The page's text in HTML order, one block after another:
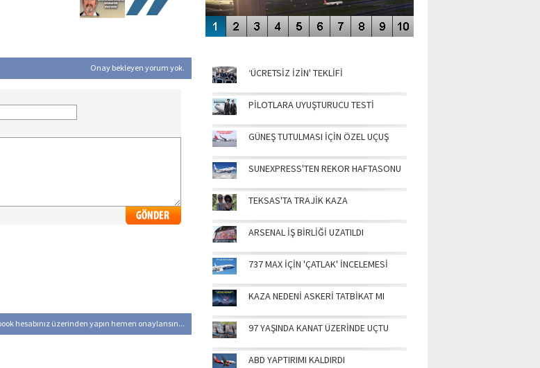
Onay bekleyen yorum yok.
hesabınız üzerinden yapın hemen onaylansın...
‘ÜCRETSİZ İZİN' TEKLİFİ
PİLOTLARA UYUŞTURUCU TESTİ
GÜNEŞ TUTULMASI İÇİN ÖZEL UÇUŞ
SUNEXPRESS'TEN REKOR HAFTASONU
TEKSAS'TA TRAJİK KAZA
ARSENAL İŞ BİRLİĞİ UZATILDI
737 MAX İÇİN 'ÇATLAK' İNCELEMESİ
KAZA NEDENİ ASKERİ TATBİKAT MI
97 YAŞINDA KANAT ÜZERİNDE UÇTU
ABD YAPTIRIMI KALDIRDI